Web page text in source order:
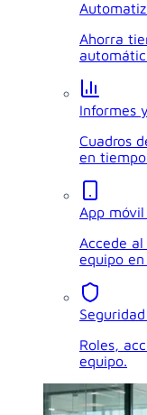
Ahorra
Informes
Cuadros
en
App
Accede
equipo
Roles,
equipo.